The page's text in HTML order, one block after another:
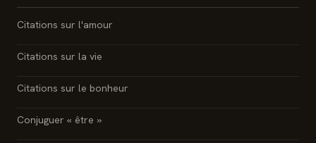
Citations sur l'amour
Citations sur la vie
Citations sur le bonheur
Conjuguer « être »